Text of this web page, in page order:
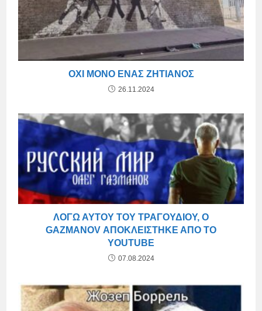
ΌΧΙ ΜΌΝΟ ΈΝΑΣ ΖΗΤΙΆΝΟΣ
26.11.2024
ΛΌΓΩ ΑΥΤΟΎ ΤΟΥ ΤΡΑΓΟΥΔΙΟΎ, Ο
GAZMANOV ΑΠΟΚΛΕΊΣΤΗΚΕ ΑΠΌ ΤΟ
YOUTUBE
07.08.2024